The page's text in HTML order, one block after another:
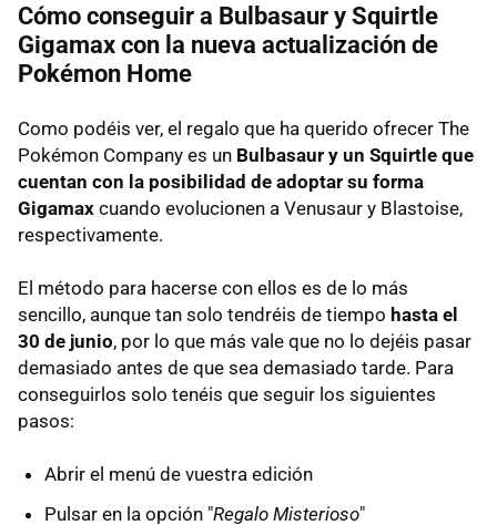
Cómo conseguir a Bulbasaur y Squirtle
Gigamax con la nueva actualización de
Pokémon Home
Como podéis ver, el regalo que ha querido ofrecer The
Pokémon Company es un Bulbasaur y un Squirtle que
cuentan con la posibilidad de adoptar su forma
Gigamax cuando evolucionen a Venusaur y Blastoise,
respectivamente.
El método para hacerse con ellos es de lo más
sencillo, aunque tan solo tendréis de tiempo hasta el
30 de junio, por lo que más vale que no lo dejéis pasar
demasiado antes de que sea demasiado tarde. Para
conseguirlos solo tenéis que seguir los siguientes
pasos:
Abrir el menú de vuestra edición
Pulsar en la opción "Regalo Misterioso"